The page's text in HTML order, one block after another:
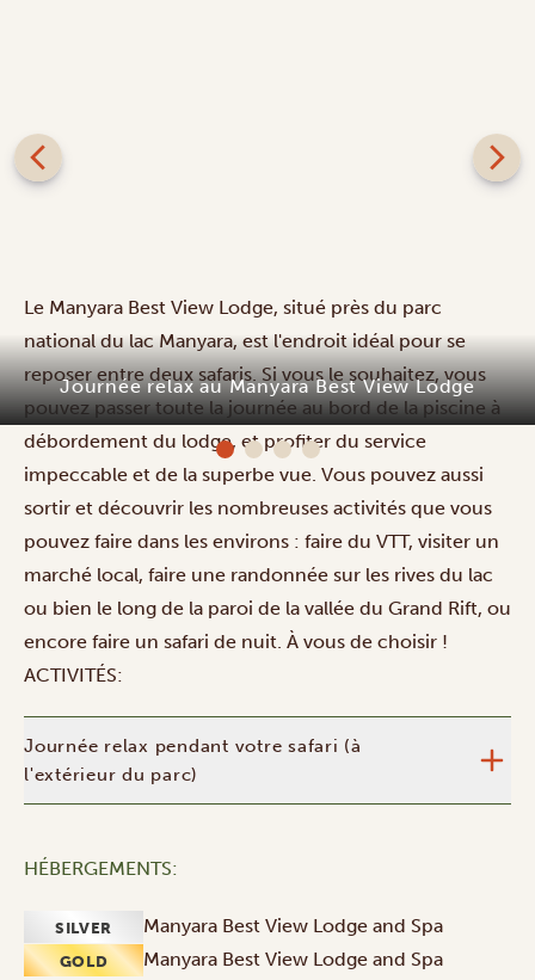
Manyara Best View Lodge and Spa
Le Manyara Best View Lodge, situé près du parc
national du lac Manyara, est l'endroit idéal pour se
reposer entre deux safaris. Si vous le souhaitez, vous
pouvez passer toute la journée au bord de la piscine à
débordement du lodge, et profiter du service
impeccable et de la superbe vue. Vous pouvez aussi
sortir et découvrir les nombreuses activités que vous
pouvez faire dans les environs : faire du VTT, visiter un
marché local, faire une randonnée sur les rives du lac
ou bien le long de la paroi de la vallée du Grand Rift, ou
encore faire un safari de nuit. À vous de choisir !
ACTIVITÉS:
Journée relax pendant votre safari (à
l'extérieur du parc)
HÉBERGEMENTS:
SILVER Manyara Best View Lodge and Spa
GOLD Manyara Best View Lodge and Spa